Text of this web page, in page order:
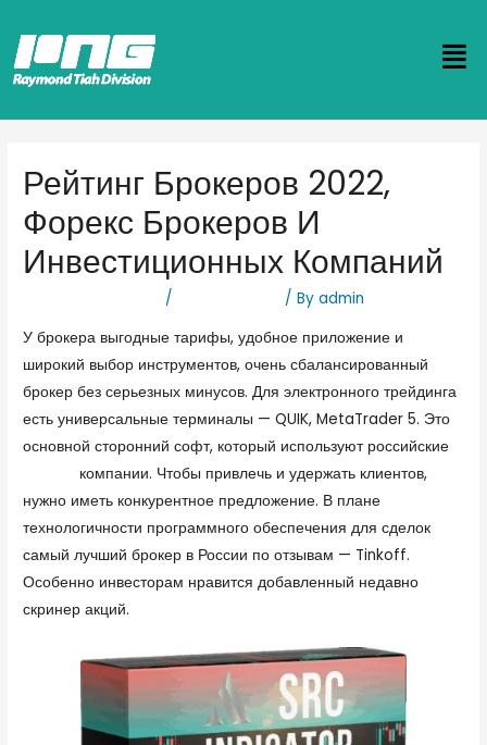
Рейтинг Брокеров 2022,
Форекс Брокеров И
Инвестиционных Компаний
/ / Byadmin
У брокера выгодные тарифы, удобное приложение и
широкий выбор инструментов, очень сбалансированный
брокер без серьезных минусов. Для электронного трейдинга
есть универсальные терминалы — QUIK, MetaTrader 5. Это
основной сторонний софт, который используют российские
компании. Чтобы привлечь и удержать клиентов,
нужно иметь конкурентное предложение. В плане
технологичности программного обеспечения для сделок
самый лучший брокер в России по отзывам — Tinkoff.
Особенно инвесторам нравится добавленный недавно
скринер акций.